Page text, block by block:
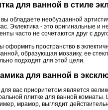
для ванной в стиле
вы обладаете необузданной
Эклектика - это оригинальные и
часто не сочетаются друг с
оформить пространство в
образующая мозаику, ее
подходят для этой цели.
для ванной в
для вас приоритетом является
плитке для ванной
мрамор, выглядит